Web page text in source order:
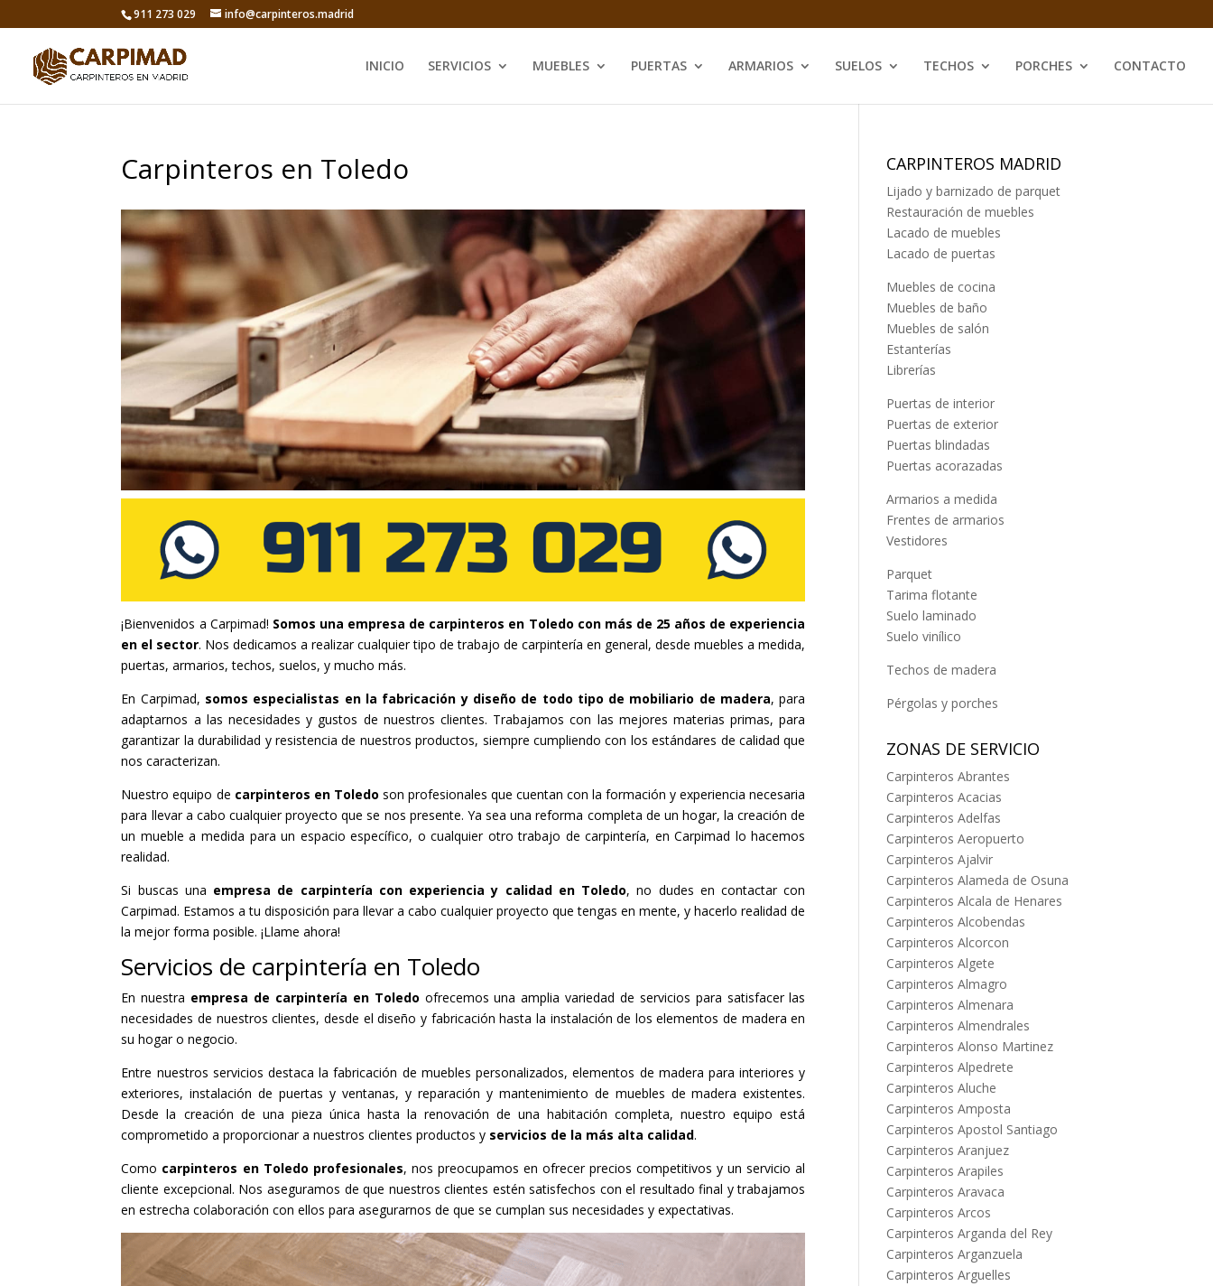
911 273 029 info@carpinteros.madrid
INICIO SERVICIOS MUEBLES PUERTAS ARMARIOS SUELOS TECHOS PORCHES CONTACTO
Carpinteros en Toledo
¡Bienvenidos a Carpimad! Somos una empresa de carpinteros en Toledo con más de 25 años de experiencia
en el sector. Nos dedicamos a realizar cualquier tipo de trabajo de carpintería en general, desde muebles a medida,
puertas, armarios, techos, suelos, y mucho más.
En Carpimad, somos especialistas en la fabricación y diseño de todo tipo de mobiliario de madera, para
adaptarnos a las necesidades y gustos de nuestros clientes. Trabajamos con las mejores materias primas, para
garantizar la durabilidad y resistencia de nuestros productos, siempre cumpliendo con los estándares de calidad que
nos caracterizan.
Nuestro equipo de carpinteros en Toledo son profesionales que cuentan con la formación y experiencia necesaria
para llevar a cabo cualquier proyecto que se nos presente. Ya sea una reforma completa de un hogar, la creación de
un mueble a medida para un espacio específico, o cualquier otro trabajo de carpintería, en Carpimad lo hacemos
realidad.
Si buscas una empresa de carpintería con experiencia y calidad en Toledo, no dudes en contactar con
Carpimad. Estamos a tu disposición para llevar a cabo cualquier proyecto que tengas en mente, y hacerlo realidad de
la mejor forma posible. ¡Llame ahora!
Servicios de carpintería en Toledo
En nuestra empresa de carpintería en Toledo ofrecemos una amplia variedad de servicios para satisfacer las
necesidades de nuestros clientes, desde el diseño y fabricación hasta la instalación de los elementos de madera en
su hogar o negocio.
Entre nuestros servicios destaca la fabricación de muebles personalizados, elementos de madera para interiores y
exteriores, instalación de puertas y ventanas, y reparación y mantenimiento de muebles de madera existentes.
Desde la creación de una pieza única hasta la renovación de una habitación completa, nuestro equipo está
comprometido a proporcionar a nuestros clientes productos y servicios de la más alta calidad.
Como carpinteros en Toledo profesionales, nos preocupamos en ofrecer precios competitivos y un servicio al
cliente excepcional. Nos aseguramos de que nuestros clientes estén satisfechos con el resultado final y trabajamos
en estrecha colaboración con ellos para asegurarnos de que se cumplan sus necesidades y expectativas.
CARPINTEROS MADRID
Lijado y barnizado de parquet
Restauración de muebles
Lacado de muebles
Lacado de puertas
Muebles de cocina
Muebles de baño
Muebles de salón
Estanterías
Librerías
Puertas de interior
Puertas de exterior
Puertas blindadas
Puertas acorazadas
Armarios a medida
Frentes de armarios
Vestidores
Parquet
Tarima flotante
Suelo laminado
Suelo vinílico
Techos de madera
Pérgolas y porches
ZONAS DE SERVICIO
Carpinteros Abrantes
Carpinteros Acacias
Carpinteros Adelfas
Carpinteros Aeropuerto
Carpinteros Ajalvir
Carpinteros Alameda de Osuna
Carpinteros Alcala de Henares
Carpinteros Alcobendas
Carpinteros Alcorcon
Carpinteros Algete
Carpinteros Almagro
Carpinteros Almenara
Carpinteros Almendrales
Carpinteros Alonso Martinez
Carpinteros Alpedrete
Carpinteros Aluche
Carpinteros Amposta
Carpinteros Apostol Santiago
Carpinteros Aranjuez
Carpinteros Arapiles
Carpinteros Aravaca
Carpinteros Arcos
Carpinteros Arganda del Rey
Carpinteros Arganzuela
Carpinteros Arguelles